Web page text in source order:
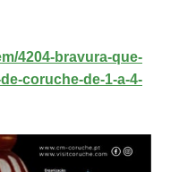
4204-bravura-que-
coruche-de-1-a-4-